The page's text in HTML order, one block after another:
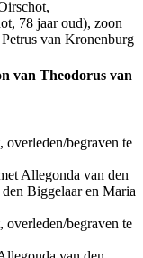
78 jaar oud), zoon
van Kronenburg
van Theodorus van
begraven te
Allegonda van den
Biggelaar en Maria
begraven te